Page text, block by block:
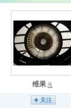
维果
关注